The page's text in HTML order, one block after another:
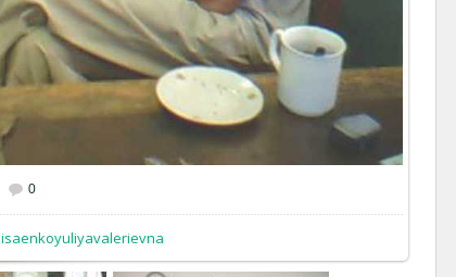
0
isaenkoyuliyavalerievna